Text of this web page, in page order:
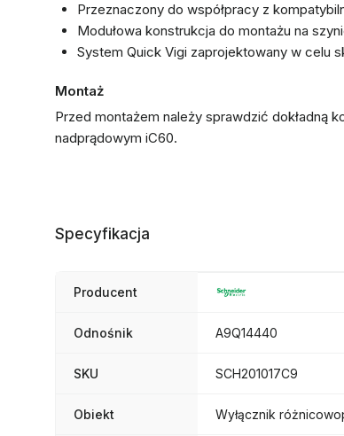
Przeznaczony do współpracy z
Modułowa konstrukcja do montażu na
System Quick Vigi zaprojektowany w celu
Montaż
Przed montażem należy sprawdzić dokładną
nadprądowym iC60.
Specyfikacja
Producent
Odnośnik A9Q14440
SKU SCH201017C9
Obiekt Wyłącznik